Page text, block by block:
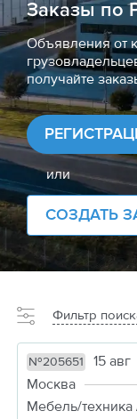
Заказы по
Объявления от
получайте
или
СОЗДАТЬ
Фильтр
№205651 15 авг
Москва
Мебель/